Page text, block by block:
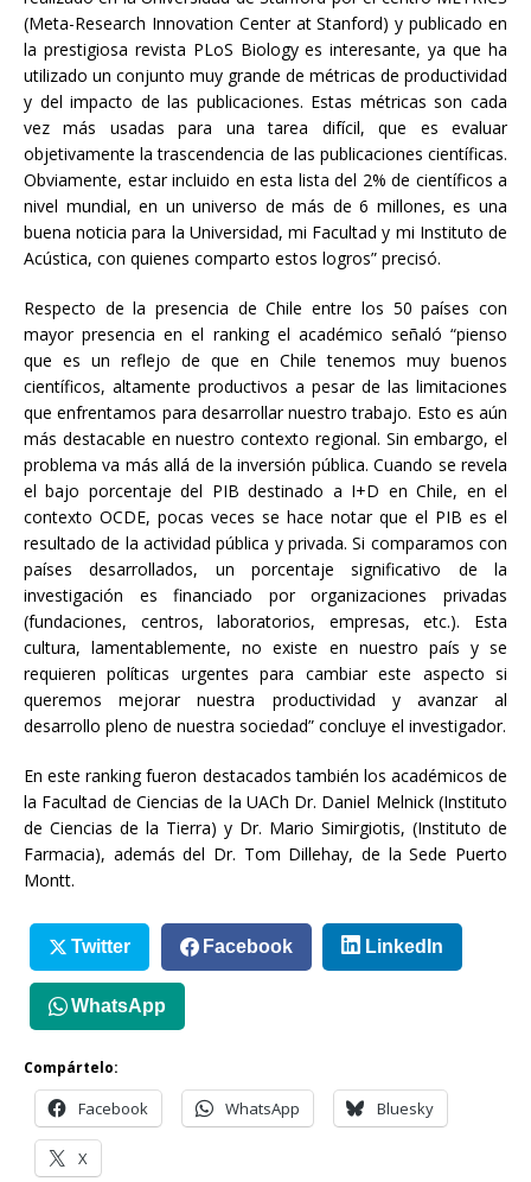
(Meta-Research Innovation Center at Stanford) y publicado en
la prestigiosa revista PLoS Biology es interesante, ya que ha
utilizado un conjunto muy grande de métricas de productividad
y del impacto de las publicaciones. Estas métricas son cada
vez más usadas para una tarea difícil, que es evaluar
objetivamente la trascendencia de las publicaciones científicas.
Obviamente, estar incluido en esta lista del 2% de científicos a
nivel mundial, en un universo de más de 6 millones, es una
buena noticia para la Universidad, mi Facultad y mi Instituto de
Acústica, con quienes comparto estos logros” precisó.
Respecto de la presencia de Chile entre los 50 países con
mayor presencia en el ranking el académico señaló “pienso
que es un reflejo de que en Chile tenemos muy buenos
científicos, altamente productivos a pesar de las limitaciones
que enfrentamos para desarrollar nuestro trabajo. Esto es aún
más destacable en nuestro contexto regional. Sin embargo, el
problema va más allá de la inversión pública. Cuando se revela
el bajo porcentaje del PIB destinado a I+D en Chile, en el
contexto OCDE, pocas veces se hace notar que el PIB es el
resultado de la actividad pública y privada. Si comparamos con
países desarrollados, un porcentaje significativo de la
investigación es financiado por organizaciones privadas
(fundaciones, centros, laboratorios, empresas, etc.). Esta
cultura, lamentablemente, no existe en nuestro país y se
requieren políticas urgentes para cambiar este aspecto si
queremos mejorar nuestra productividad y avanzar al
desarrollo pleno de nuestra sociedad” concluye el investigador.
En este ranking fueron destacados también los académicos de
la Facultad de Ciencias de la UACh Dr. Daniel Melnick (Instituto
de Ciencias de la Tierra) y Dr. Mario Simirgiotis, (Instituto de
Farmacia), además del Dr. Tom Dillehay, de la Sede Puerto
Montt.
Twitter Facebook LinkedIn
WhatsApp
Compártelo:
Facebook WhatsApp Bluesky
X